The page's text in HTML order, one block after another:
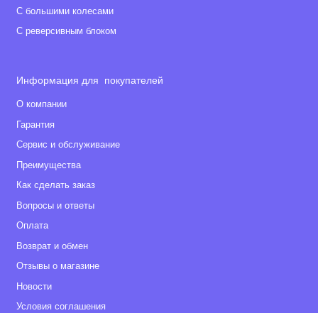
С большими колесами
С реверсивным блоком
Информация для покупателей
О компании
Гарантия
Сервис и обслуживание
Преимущества
Как сделать заказ
Вопросы и ответы
Оплата
Возврат и обмен
Отзывы о магазине
Новости
Условия соглашения